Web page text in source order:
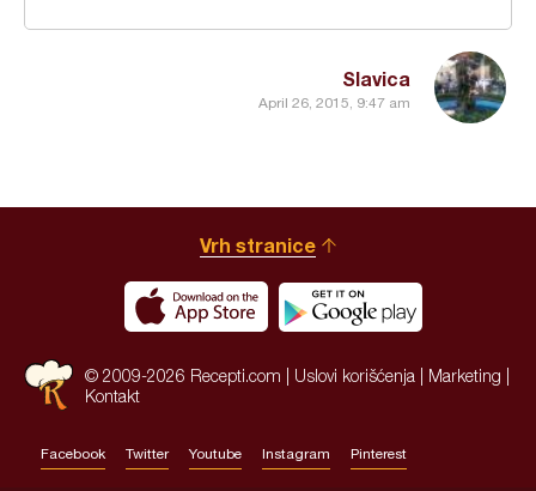
Slavica
April 26, 2015, 9:47 am
Vrh stranice
© 2009-2026 Recepti.com | Uslovi korišćenja Marketing
Kontakt
Facebook Twitter Youtube Instagram Pinterest